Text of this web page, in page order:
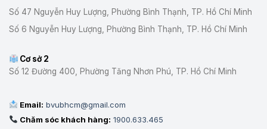
NĂM
2026
Số 47 Nguyễn Huy Lượng, Phường Bình Thạnh, TP. Hồ Chí Minh
Số 6 Nguyễn Huy Lượng, Phường Bình Thạnh, TP. Hồ Chí Minh
Cơ sở 2
Số 12 Đường 400, Phường Tăng Nhơn Phú, TP. Hồ Chí Minh
Email: bvubhcm@gmail.com
Chăm sóc khách hàng: 1900.633.465